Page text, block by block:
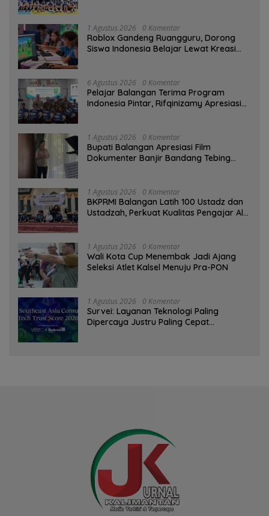
1 Agustus 2026 0 Komentar
Roblox Gandeng Ruangguru, Dorong
Siswa Indonesia Belajar Lewat Kreasi
6 Agustus 2026 0 Komentar
Pelajar Balangan Terima Program
Indonesia Pintar, Rifqinizamy Apresiasi
1 Agustus 2026 0 Komentar
Bupati Balangan Apresiasi Film
Dokumenter Banjir Bandang Tebing
1 Agustus 2026 0 Komentar
BKPRMI Balangan Latih 100 Ustadz dan
Ustadzah, Perkuat Kualitas Pengajar Al-
1 Agustus 2026 0 Komentar
Wali Kota Cup Menembak Jadi Ajang
Seleksi Atlet Kalsel Menuju Pra-PON
1 Agustus 2026 0 Komentar
Survei: Layanan Teknologi Paling
Dipercaya Justru Paling Cepat